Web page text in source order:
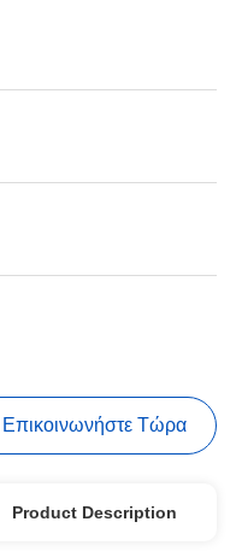
Επικοινωνήστε Τώρα
Product Description